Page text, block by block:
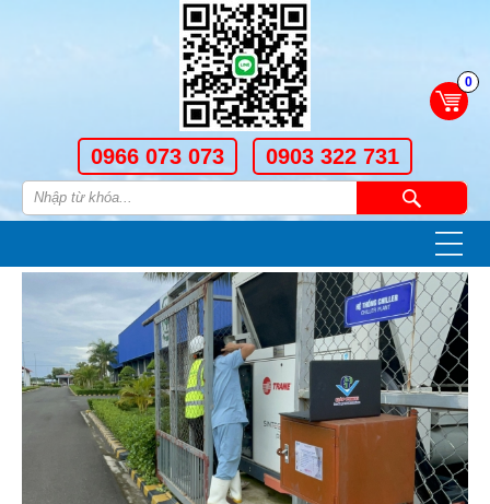
0
0966 073 073 0903 322 731
—
—
—